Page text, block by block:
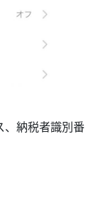
、納税者識別番